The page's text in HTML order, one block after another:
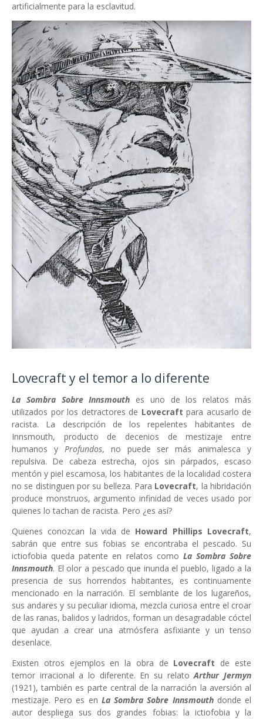
artificialmente para la esclavitud.
Lovecraft y el temor a lo diferente
La Sombra Sobre Innsmouth es uno de los relatos más
utilizados por los detractores de Lovecraft para acusarlo de
racista. La descripción de los repelentes habitantes de
Innsmouth, producto de decenios de mestizaje entre
humanos y Profundos, no puede ser más animalesca y
repulsiva. De cabeza estrecha, ojos sin párpados, escaso
mentón y piel escamosa, los habitantes de la localidad costera
no se distinguen por su belleza. Para Lovecraft, la hibridación
produce monstruos, argumento infinidad de veces usado por
quienes lo tachan de racista. Pero ¿es así?
Quienes conozcan la vida de Howard Phillips Lovecraft,
sabrán que entre sus fobias se encontraba el pescado. Su
ictiofobia queda patente en relatos como La Sombra Sobre
Innsmouth. El olor a pescado que inunda el pueblo, ligado a la
presencia de sus horrendos habitantes, es continuamente
mencionado en la narración. El semblante de los lugareños,
sus andares y su peculiar idioma, mezcla curiosa entre el croar
de las ranas, balidos y ladridos, forman un desagradable cóctel
que ayudan a crear una atmósfera asfixiante y un tenso
desenlace.
Existen otros ejemplos en la obra de Lovecraft de este
temor irracional a lo diferente. En su relatoArthur Jermyn
(1921), también es parte central de la narración la aversión al
mestizaje. Pero es en La Sombra Sobre Innsmouthdonde el
autor despliega sus dos grandes fobias: la ictiofobia y la